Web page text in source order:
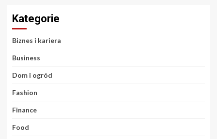
Kategorie
Biznes i kariera
Business
Dom i ogród
Fashion
Finance
Food